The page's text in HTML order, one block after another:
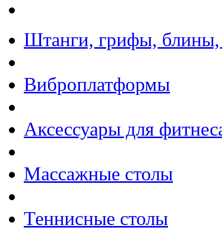
Штанги, грифы, блины,
Виброплатформы
Аксессуары для
Массажные столы
Теннисные столы